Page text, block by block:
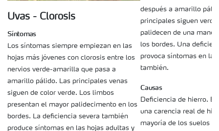
Uvas - Clorosis
Síntomas
Los síntomas siempre empiezan en las
hojas más jóvenes con clorosis entre los
nervios verde-amarilla que pasa a
amarillo pálido. Las principales venas
siguen de color verde. Los limbos
presentan el mayor palidecimento en los
bordes. La deficiencia severa también
produce síntomas en las hojas adultas y
después a amarillo
principales siguen
palidecen de una
los bordes. Una
provoca síntomas en
también.
Causas
Deficiencia de hierro.
una carencia real de
mayoría de los suelos